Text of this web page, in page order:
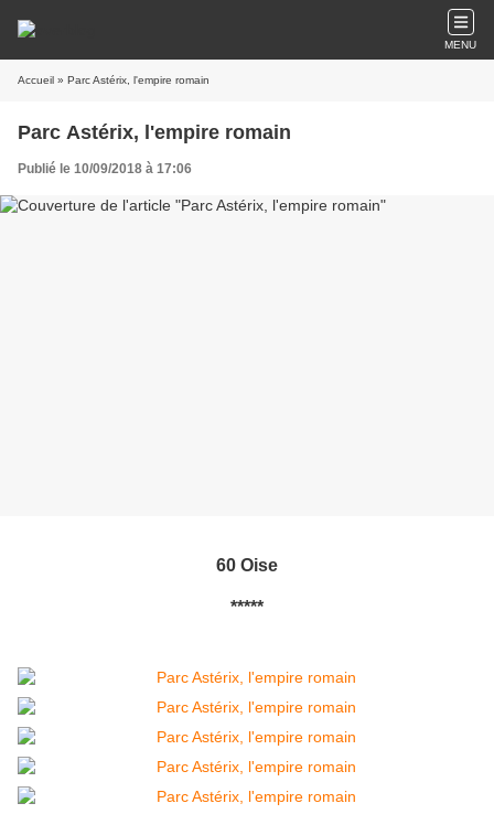
MENU
Accueil » Parc Astérix, l'empire romain
Parc Astérix, l'empire romain
Publié le 10/09/2018 à 17:06
60 Oise
*****